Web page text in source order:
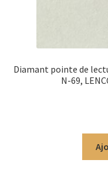
Diamant pointe de
N-69,